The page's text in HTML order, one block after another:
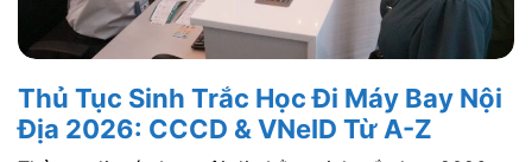
Thủ Tục Sinh Trắc Học Đi Máy Bay Nội
Địa 2026: CCCD & VNeID Từ A-Z